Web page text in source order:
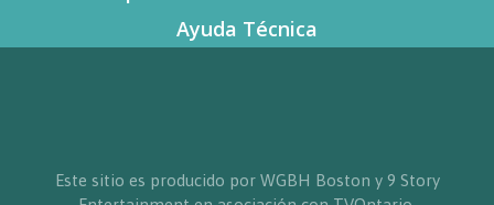
Ayuda Técnica
Este sitio es producido por WGBH Boston y 9 Story